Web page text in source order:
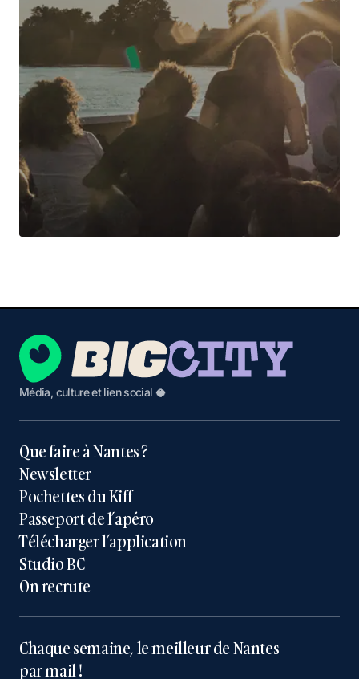
Média, culture et lien social 🥥
Que faire à Nantes ?
Newsletter
Pochettes du Kiff
Passeport de l’apéro
Télécharger l’application
Studio BC
On recrute
Chaque semaine, le meilleur de Nantes
par mail !